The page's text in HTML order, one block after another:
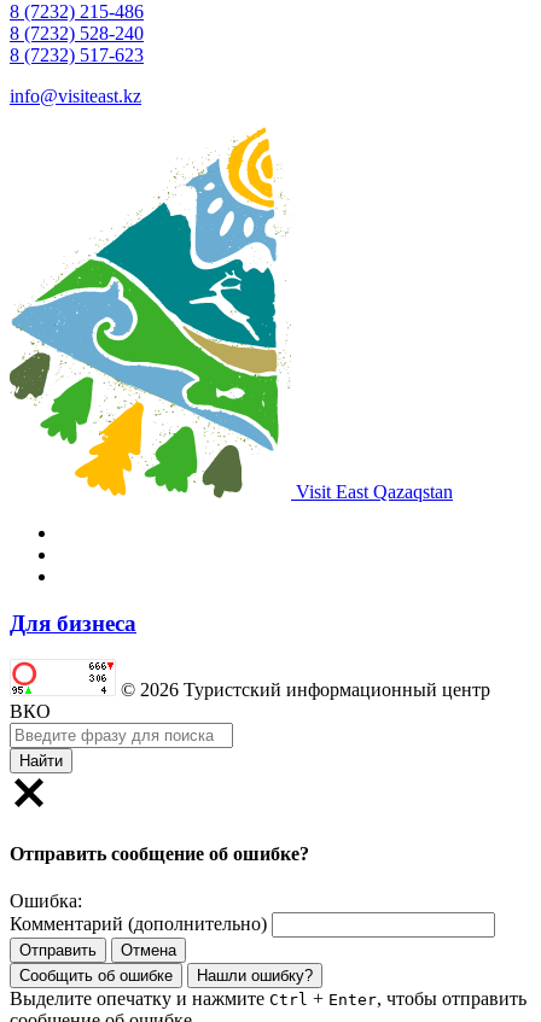
8 (7232) 215-486
8 (7232) 528-240
8 (7232) 517-623
info@visiteast.kz
Visit East Qazaqstan
Для бизнеса
© 2026 Туристский информационный центр
ВКО
Найти
Отправить сообщение об ошибке?
Ошибка:
Комментарий (дополнительно)
Отправить
Отмена
Сообщить об ошибке
Нашли ошибку?
Выделите опечатку и нажмите Ctrl + Enter, чтобы отправить